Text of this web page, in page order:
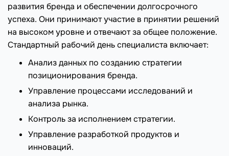
развития бренда и обеспечении долгосрочного
успеха. Они принимают участие в принятии решений
на высоком уровне и отвечают за общее положение.
Стандартный рабочий день специалиста включает:
Анализ данных по созданию стратегии
позиционирования бренда.
Управление процессами исследований и
анализа рынка.
Контроль за исполнением стратегии.
Управление разработкой продуктов и
инноваций.